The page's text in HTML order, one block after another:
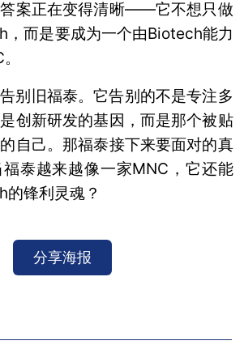
案正在变得清晰——它不想只做
，而是要成为一个由Biotech能力
别旧福泰。它告别的不是专注多
创新研发的基因，而是那个被贴
自己。那福泰接下来要面对的真
泰越来越像一家MNC，它还能
锋利灵魂？
分享海报